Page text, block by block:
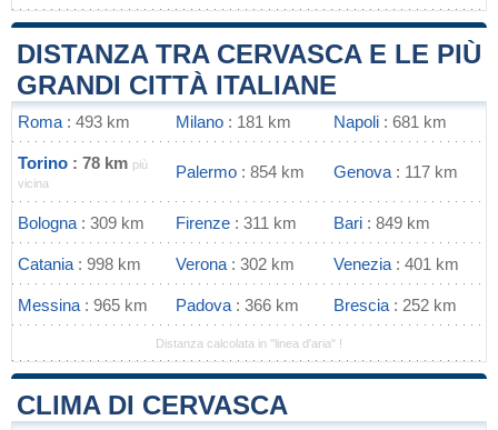
DISTANZA TRA CERVASCA E LE PIÙ
GRANDI CITTÀ ITALIANE
Roma : 493 km Milano : 181 km Napoli : 681 km
Torino : 78 km più
vicina
Palermo : 854 km Genova : 117 km
Bologna : 309 km Firenze : 311 km Bari : 849 km
Catania : 998 km Verona : 302 km Venezia : 401 km
Messina : 965 km Padova : 366 km Brescia : 252 km
Distanza calcolata in "linea d'aria" !
CLIMA DI CERVASCA